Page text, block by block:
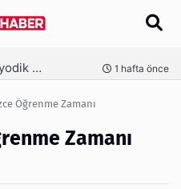
Ambalaj Süreçlerinde Yeni Nesil Verimliliği Olimpack ile Yakalayın 3 hafta önce
Öğrenme Zamanı
Zamanı